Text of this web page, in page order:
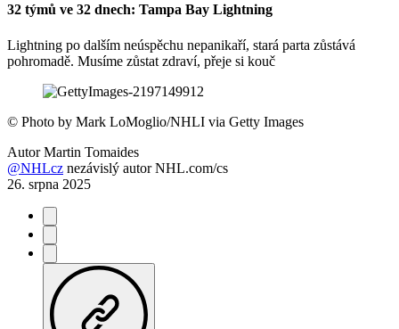
32 týmů ve 32 dnech: Tampa Bay Lightning
Lightning po dalším neúspěchu nepanikaří, stará parta zůstává
pohromadě. Musíme zůstat zdraví, přeje si kouč
© Photo by Mark LoMoglio/NHLI via Getty Images
Autor Martin Tomaides
@NHLcz nezávislý autor NHL.com/cs
26. srpna 2025